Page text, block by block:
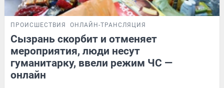
ПРОИСШЕСТВИЯ ОНЛАЙН-ТРАНСЛЯЦИЯ
Сызрань скорбит и отменяет
мероприятия, люди несут
гуманитарку, ввели режим ЧС —
онлайн